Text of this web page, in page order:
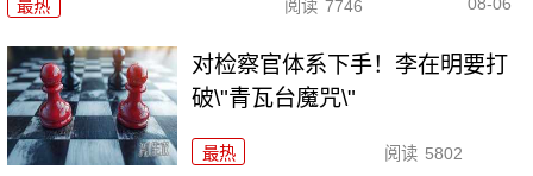
最热 阅读 7746 08-06
对检察官体系下手！李在明要打
破\"青瓦台魔咒\"
最热 阅读 5802